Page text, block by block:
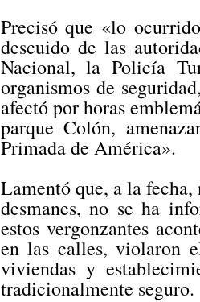
Precisó que «lo
descuido de las
Nacional, la Policía
organismos de
afectó por horas
parque Colón,
Primada de América».
Lamentó que, a la
desmanes, no se ha
estos vergonzantes
en las calles, violaron
viviendas y
tradicionalmente seguro.